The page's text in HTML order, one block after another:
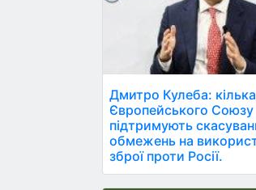
Дмитро Кулеба: кілька
Європейського Союзу
підтримують
обмежень на
зброї проти Росії.